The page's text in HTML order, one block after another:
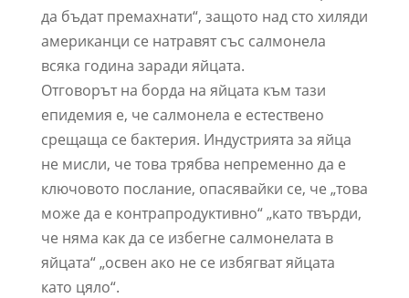
да бъдат премахнати“, защото над сто хиляди
американци се натравят със салмонела
всяка година заради яйцата.
Отговорът на борда на яйцата към тази
епидемия е, че салмонела е естествено
срещаща се бактерия. Индустрията за яйца
не мисли, че това трябва непременно да е
ключовото послание, опасявайки се, че „това
може да е контрапродуктивно“ „като твърди,
че няма как да се избегне салмонелата в
яйцата“ „освен ако не се избягват яйцата
като цяло“.